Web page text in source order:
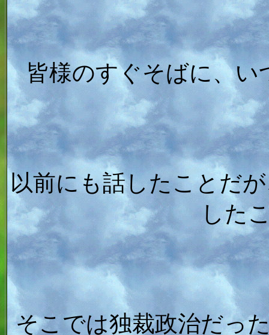
皆様のすぐそばに、
以前にも話したことだ
した
そこでは独裁政治だっ